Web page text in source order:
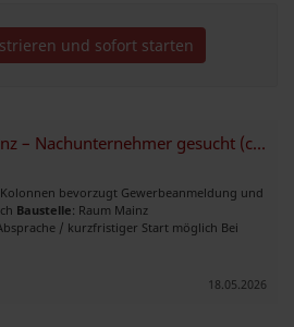
und sofort starten
WDVS-Arbeiten in Mainz – Nachunternehmer gesucht (ca. 3.500 m²)
bevorzugt Gewerbeanmeldung und
Baustelle: Raum Mainz
/ kurzfristiger Start möglich Bei
18.05.2026